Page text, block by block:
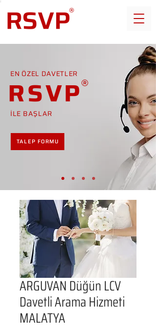
EN ÖZEL DAVETLER
RSVP
İLE BAŞLAR
TALEP FORMU
ARGUVAN Düğün LCV
Davetli Arama Hizmeti
MALATYA